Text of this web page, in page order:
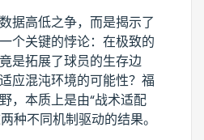
据高低之争，而是揭示了
个关键的悖论：在极致的
是拓展了球员的生存边
应混沌环境的可能性？福
，本质上是由“战术适配
种不同机制驱动的结果。